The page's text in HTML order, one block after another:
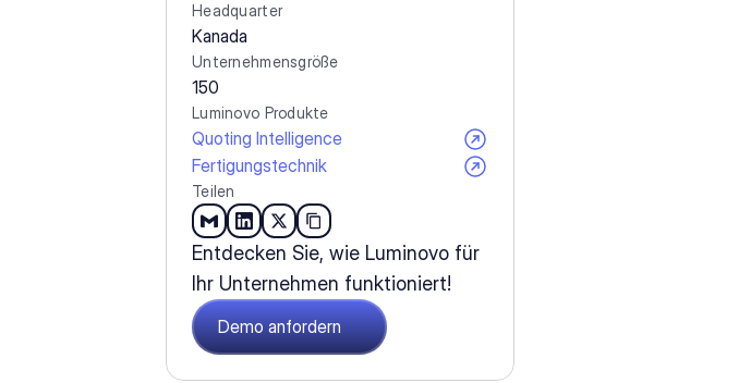
Headquarter
Kanada
Unternehmensgröße
150
Luminovo Produkte
Quoting Intelligence
Fertigungstechnik
Teilen
Entdecken Sie, wie Luminovo für
Ihr Unternehmen funktioniert!
Demo anfordern